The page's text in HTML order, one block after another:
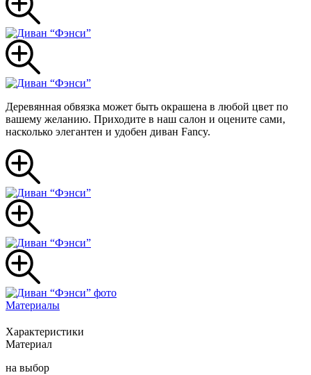
Деревянная обвязка может быть окрашена в любой цвет по
вашему желанию. Приходите в наш салон и оцените сами,
насколько элегантен и удобен диван Fancy.
Материалы
Характеристики
Материал
на выбор